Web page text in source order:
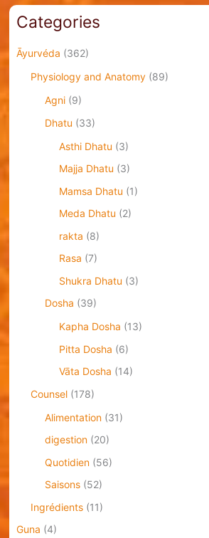
Categories
Āyurvéda (362)
Physiology and Anatomy(89)
Agni(9)
Dhatu (33)
Asthi Dhatu (3)
Majja Dhatu (3)
Mamsa Dhatu (1)
Meda Dhatu (2)
rakta (8)
Rasa (7)
Shukra Dhatu (3)
Dosha (39)
Kapha Dosha (13)
Pitta Dosha (6)
Vāta Dosha (14)
Counsel(178)
Alimentation(31)
digestion(20)
Quotidien(56)
Saisons(52)
Ingrédients(11)
Guna (4)